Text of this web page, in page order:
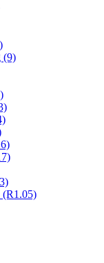
(9)
(R1.05)